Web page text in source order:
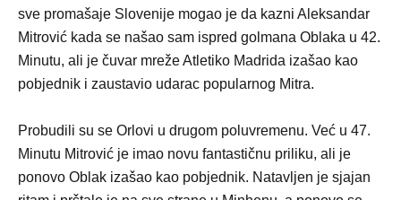
sve promašaje Slovenije mogao je da kazni Aleksandar
Mitrović kada se našao sam ispred golmana Oblaka u 42.
Minutu, ali je čuvar mreže Atletiko Madrida izašao kao
pobjednik i zaustavio udarac popularnog Mitra.
Probudili su se Orlovi u drugom poluvremenu. Već u 47.
Minutu Mitrović je imao novu fantastičnu priliku, ali je
ponovo Oblak izašao kao pobjednik. Natavljen je sjajan